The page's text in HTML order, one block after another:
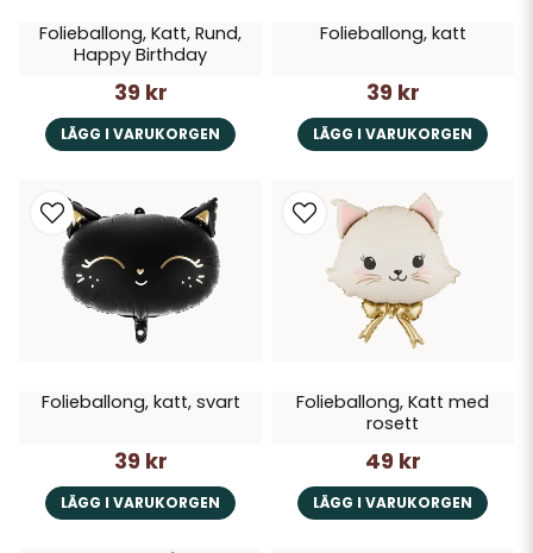
Folieballong, Katt, Rund,
Happy Birthday
39 kr
LÄGG I VARUKORGEN
Folieballong, katt
39 kr
LÄGG I VARUKORGEN
Folieballong, katt, svart
39 kr
LÄGG I VARUKORGEN
Folieballong, Katt med
rosett
49 kr
LÄGG I VARUKORGEN